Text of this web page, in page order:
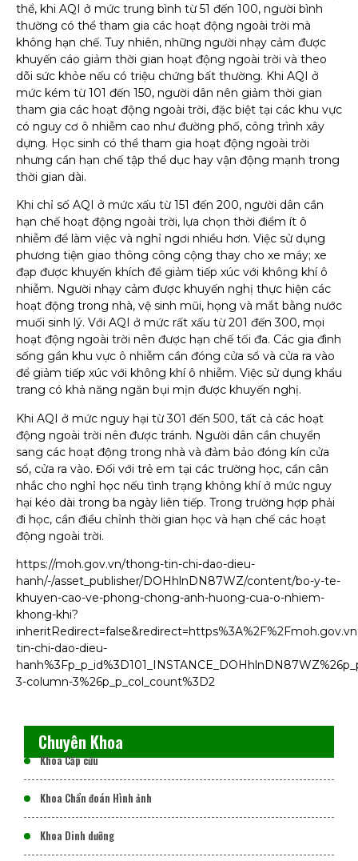
thể, khi AQI ở mức trung bình từ 51 đến 100, người bình
thường có thể tham gia các hoạt động ngoài trời mà
không hạn chế. Tuy nhiên, những người nhạy cảm được
khuyến cáo giảm thời gian hoạt động ngoài trời và theo
dõi sức khỏe nếu có triệu chứng bất thường. Khi AQI ở
mức kém từ 101 đến 150, người dân nên giảm thời gian
tham gia các hoạt động ngoài trời, đặc biệt tại các khu vực
có nguy cơ ô nhiễm cao như đường phố, công trình xây
dựng. Học sinh có thể tham gia hoạt động ngoài trời
nhưng cần hạn chế tập thể dục hay vận động mạnh trong
thời gian dài.
Khi chỉ số AQI ở mức xấu từ 151 đến 200, người dân cần
hạn chế hoạt động ngoài trời, lựa chọn thời điểm ít ô
nhiễm để làm việc và nghỉ ngơi nhiều hơn. Việc sử dụng
phương tiện giao thông công cộng thay cho xe máy; xe
đạp được khuyến khích để giảm tiếp xúc với không khí ô
nhiễm. Người nhạy cảm được khuyến nghị thực hiện các
hoạt động trong nhà, vệ sinh mũi, họng và mắt bằng nước
muối sinh lý. Với AQI ở mức rất xấu từ 201 đến 300, mọi
hoạt động ngoài trời nên được hạn chế tối đa. Các gia đình
sống gần khu vực ô nhiễm cần đóng cửa sổ và cửa ra vào
để giảm tiếp xúc với không khí ô nhiễm. Việc sử dụng khẩu
trang có khả năng ngăn bụi mịn được khuyến nghị.
Khi AQI ở mức nguy hại từ 301 đến 500, tất cả các hoạt
động ngoài trời nên được tránh. Người dân cần chuyển
sang các hoạt động trong nhà và đảm bảo đóng kín cửa
sổ, cửa ra vào. Đối với trẻ em tại các trường học, cần cân
nhắc cho nghỉ học nếu tình trạng không khí ở mức nguy
hại kéo dài trong ba ngày liên tiếp. Trong trường hợp phải
đi học, cần điều chỉnh thời gian học và hạn chế các hoạt
động ngoài trời.
https://moh.gov.vn/thong-tin-chi-dao-dieu-
hanh/-/asset_publisher/DOHhlnDN87WZ/content/bo-y-te-
khuyen-cao-ve-phong-chong-anh-huong-cua-o-nhiem-
khong-khi?
tin-chi-dao-dieu-
3-column-3%26p_p_col_count%3D2
Chuyên Khoa
Khoa Cấp cứu
Khoa Chẩn đoán Hình ảnh
Khoa Dinh dưỡng